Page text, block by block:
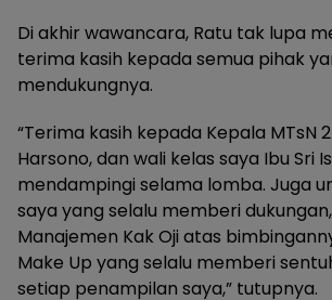
Di akhir wawancara, Ratu tak lupa
terima kasih kepada semua pihak
mendukungnya.
“Terima kasih kepada Kepala MTsN
Harsono, dan wali kelas saya Ibu Sri
mendampingi selama lomba. Juga
saya yang selalu memberi
Manajemen Kak Oji atas
Make Up yang selalu memberi
setiap penampilan saya,” tutupnya.